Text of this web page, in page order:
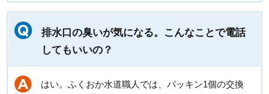
排水口の臭いが気になる。こんなことで電話
してもいいの？
はい。ふくおか水道職人では、パッキン1個の交換